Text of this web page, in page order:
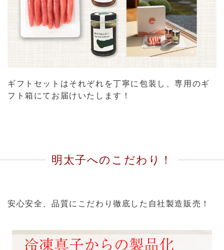
ギフトセットはそれぞれを丁寧に包装し、専用のギ
フト箱にてお届けいたします！
明太子へのこだわり！
安心安全、品質にこだわり徹底した自社製造販売！